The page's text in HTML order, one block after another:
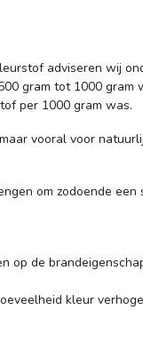
adviseren wij
gram tot 1000 gram
per 1000 gram was.
vooral voor
om zodoende
op de
kleur